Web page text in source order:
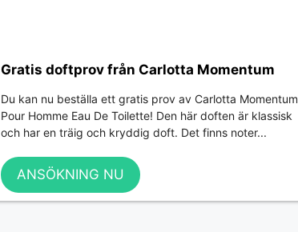
Gratis doftprov från Carlotta Momentum
Du kan nu beställa ett gratis prov av Carlotta Momentum
Pour Homme Eau De Toilette! Den här doften är klassisk
och har en träig och kryddig doft. Det finns noter...
ANSÖKNING NU